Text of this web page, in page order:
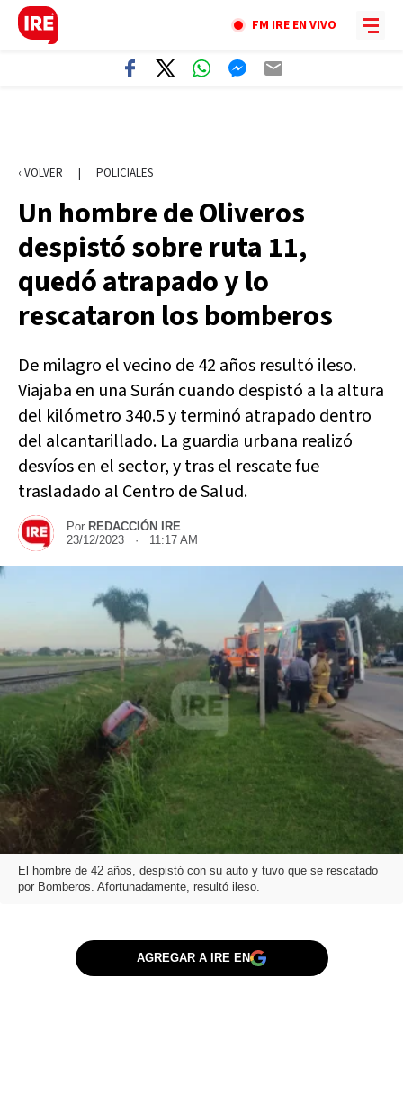
FM IRE EN VIVO
‹ VOLVER | POLICIALES
Un hombre de Oliveros
despistó sobre ruta 11,
quedó atrapado y lo
rescataron los bomberos
De milagro el vecino de 42 años resultó ileso.
Viajaba en una Surán cuando despistó a la altura
del kilómetro 340.5 y terminó atrapado dentro
del alcantarillado. La guardia urbana realizó
desvíos en el sector, y tras el rescate fue
trasladado al Centro de Salud.
Por REDACCIÓN IRE
23/12/2023 · 11:17 AM
El hombre de 42 años, despistó con su auto y tuvo que se rescatado
por Bomberos. Afortunadamente, resultó ileso.
AGREGAR A IRE EN